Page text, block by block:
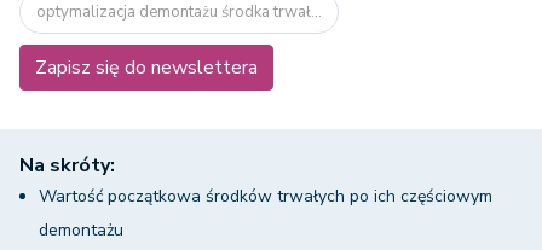
optymalizacja demontażu środka trwał...
Zapisz się do newslettera
Na skróty:
Wartość początkowa środków trwałych po ich częściowym
demontażu